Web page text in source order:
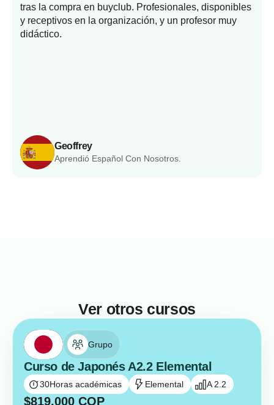
Geoffrey
Aprendió Español Con Nosotros.
tras la compra en buyclub. Profesionales, disponibles
y receptivos en la organización, y un profesor muy
didáctico.
Ver otros cursos
Grupo
Curso de Japonés A2.2 Elemental
30Horas académicas Elemental A 2.2
$819,000 COP